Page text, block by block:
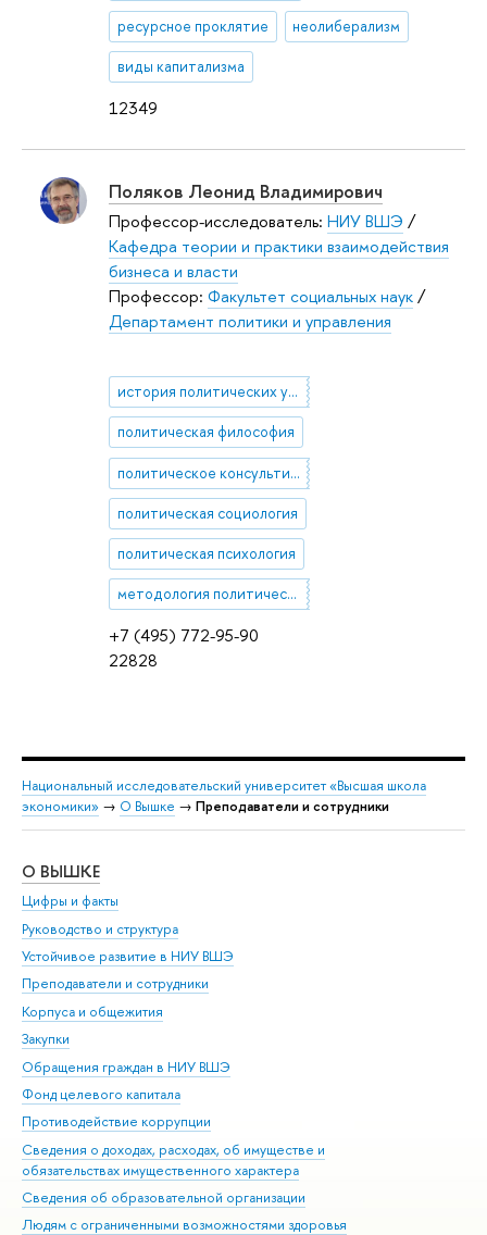
12349
ресурсное проклятие неолиберализм
виды капитализма
+7 (495) 772-95-90
22828
Поляков Леонид Владимирович
Профессор-исследователь: НИУ ВШЭ /
Кафедра теории и практики взаимодействия
бизнеса и власти
Профессор: Факультет социальных наук/
Департамент политики и управления
история политических учений
политическая философия
политическое консультирование
политическая социология
политическая психология
методология политической науки
Национальный исследовательский университет «Высшая школа
экономики» → О Вышке → Преподаватели и сотрудники
О ВЫШКЕ
Цифры и факты
Руководство и структура
Устойчивое развитие в НИУ ВШЭ
Преподаватели и сотрудники
Корпуса и общежития
Закупки
Обращения граждан в НИУ ВШЭ
Фонд целевого капитала
Противодействие коррупции
Сведения о доходах, расходах, об имуществе и
обязательствах имущественного характера
Сведения об образовательной организации
Людям с ограниченными возможностями здоровья